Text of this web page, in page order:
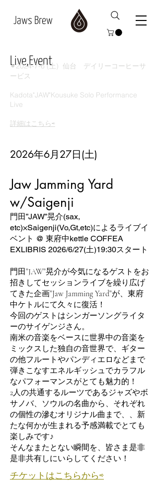
Jaws Brew
Live,Event
⚫︎2024-7-6 (土) 仙台 デイリーコーヒーサ
ービス
Kadota"JAW"Kousuke Solo Performance
Live
詳細はこちら⇨
2026年6月27日(土)
Jaw Jamming Yard
w/Saigenji
門田”JAW”晃介(sax,
etc)×Saigenji(Vo,Gt,etc)によるライブイ
ベント @ 東府中kettle COFFEA
EXLIBRIS 2026/6/27(土)19:30スタート
門田”JAW”晃介が今気になるゲストをお
招きしてセッションライブを繰り広げ
てきた企画”Jaw Jamming Yard”が、東府
中ケトルにて久々に復活！
今回のゲストはシンガーソングライタ
ーのサイゲンジさん。
南米の音楽をベースに世界中の音楽を
ミックスした独自の音世界で、ギター
の他フルートやパンディエロなどまで
弾きこなすエネルギッシュでカラフル
なパフォーマンスがとても魅力的！
2人の共通するルーツであるジャズやボ
サノバ、ソウルの名曲から、それぞれ
の個性の滲むオリジナル曲まで、、新
たな何かが生まれる予感満載でとても
楽しみです♪
そんなまたとない瞬間を、皆さま是非
是非共有しにいらしてください！
チケットはこちらから⇨